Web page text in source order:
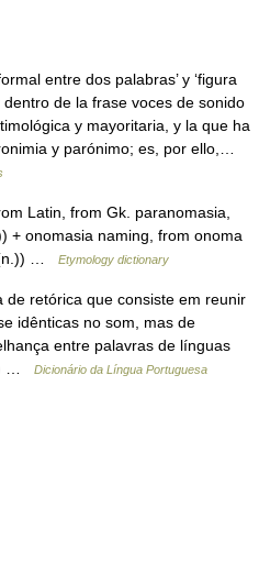
entre dos palabras’ y ‘figura
de la frase voces de sonido
y mayoritaria, y la que ha
y parónimo; es, por ello,…
Latin, from Gk. paranomasia,
+ onomasia naming, from onoma
(n.)) …
Etymology dictionary
retórica que consiste em reunir
idênticas no som, mas de
entre palavras de línguas
…
Dicionário da Língua Portuguesa